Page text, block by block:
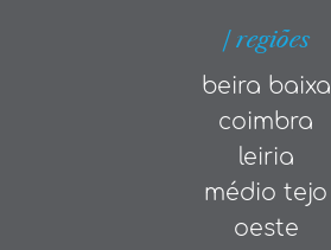
| regiões
beira baixa
coimbra
leiria
médio tejo
oeste